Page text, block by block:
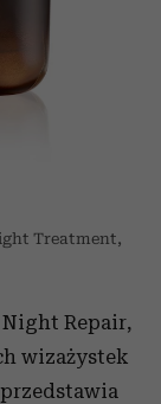
Treatment,
Repair,
wizażystek